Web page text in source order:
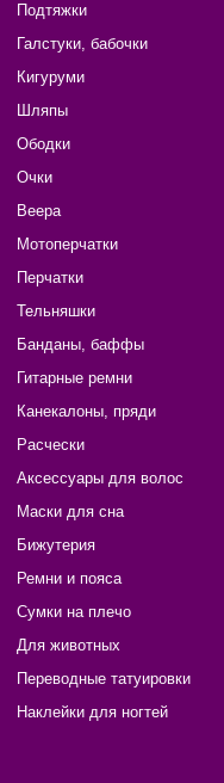
Подтяжки
Галстуки, бабочки
Кигуруми
Шляпы
Ободки
Очки
Веера
Мотоперчатки
Перчатки
Тельняшки
Банданы, баффы
Гитарные ремни
Канекалоны, пряди
Расчески
Аксессуары для волос
Маски для сна
Бижутерия
Ремни и пояса
Сумки на плечо
Для животных
Переводные татуировки
Наклейки для ногтей